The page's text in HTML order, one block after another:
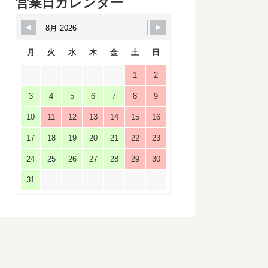
月 火 水 木 金 土 日
1 2
3 4 5 6 7 8 9
10 11 12 13 14 15 16
17 18 19 20 21 22 23
24 25 26 27 28 29 30
31